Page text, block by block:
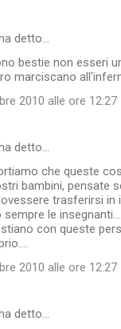
detto…
bestie non esseri
marciscano
2010 alle ore 12:27
detto…
che queste
bambini, pensate
trasferirsi in
le
con queste
2010 alle ore 12:27
detto…